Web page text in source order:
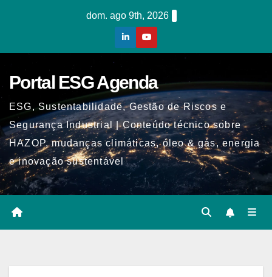
dom. ago 9th, 2026
Portal ESG Agenda
ESG, Sustentabilidade, Gestão de Riscos e
Segurança Industrial | Conteúdo técnico sobre
HAZOP, mudanças climáticas, óleo & gás, energia
e inovação sustentável